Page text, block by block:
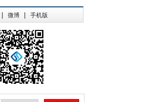
| 微博 | 手机版